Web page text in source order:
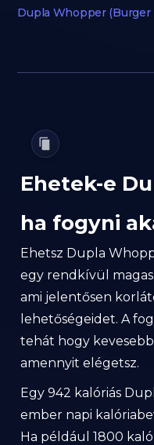
Dupla Whopper (Burger
Ehetek-e
ha fogyni
Ehetsz Dupla
egy rendkívül
ami jelentősen
lehetőségeidet. A
tehát hogy
amennyit elégetsz.
Egy 942 kalóriás
ember napi
Ha például 1800